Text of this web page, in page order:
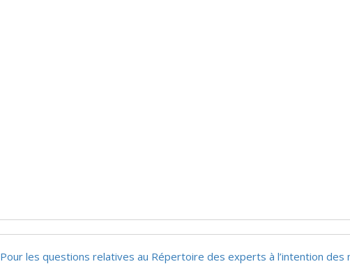
Pour les questions relatives au Répertoire des experts à l’intention des